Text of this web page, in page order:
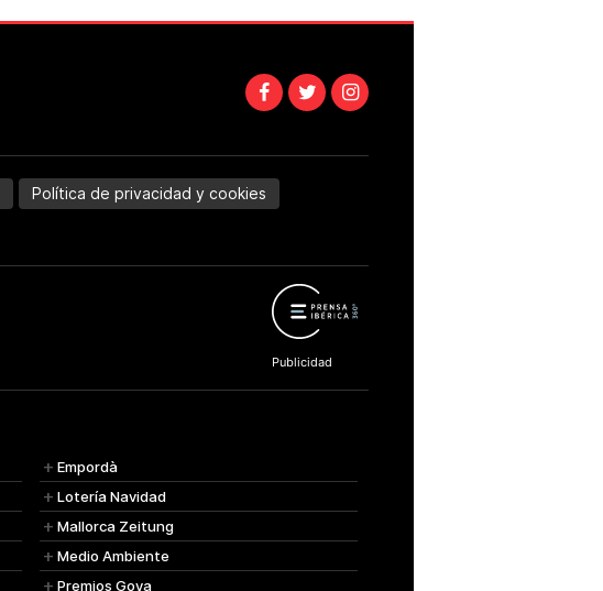
Política de privacidad y cookies
Empordà
Lotería Navidad
Mallorca Zeitung
Medio Ambiente
Premios Goya